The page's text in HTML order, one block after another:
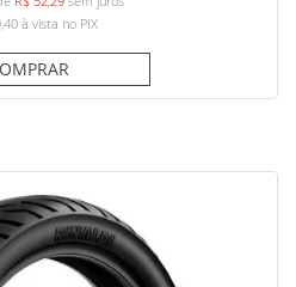
à vista no PIX